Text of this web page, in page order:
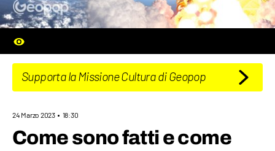
Supporta la Missione Cultura di Geopop
24 Marzo 2023 18:30
Come sono fatti e come